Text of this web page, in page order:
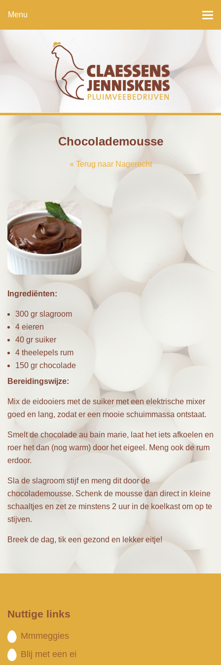
Menu
Chocolademousse
« Terug naar Nagerecht
Ingrediënten:
300 gr slagroom
4 eieren
40 gr suiker
4 theelepels rum
150 gr chocolade
Bereidingswijze:
Mix de eidooiers met de suiker met een elektrische mixer
goed en lang, zodat er een mooie schuimmassa ontstaat.
Smelt de chocolade au bain marie, laat het iets afkoelen en
roer het dan (nog warm) door het eigeel. Meng ook de rum
erdoor.
Sla de slagroom stijf en meng dit door de
chocolademousse. Schenk de mousse dan direct in kleine
schaaltjes en zet ze minstens 2 uur in de koelkast om op te
stijven.
Breek de dag, tik een gezond en lekker eitje!
Nuttige links
Mmmeggies
Blij met een ei